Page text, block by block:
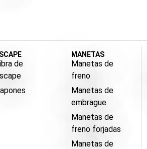
de
MANETAS
Manetas de
freno
Manetas de
embrague
Manetas de
freno forjadas
Manetas de